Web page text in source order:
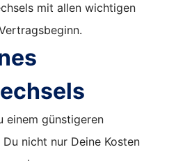
mit allen wichtigen
einem günstigeren
nicht nur Deine Kosten